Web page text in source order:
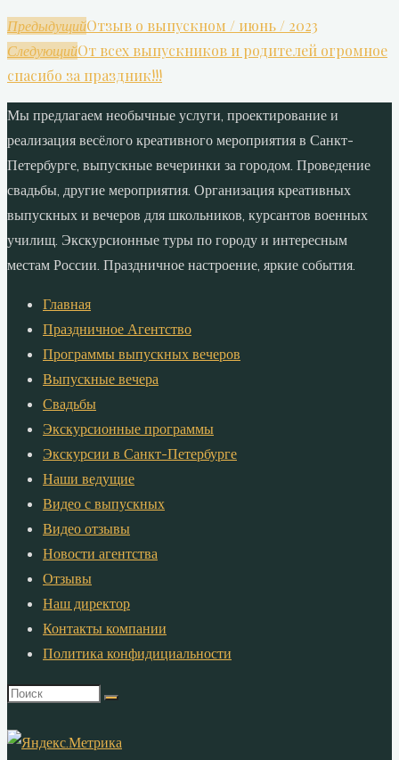
ПредыдущийОтзыв о выпускном / июнь / 2023
СледующийОт всех выпускников и родителей огромное
спасибо за праздник!!!
Мы предлагаем необычные услуги, проектирование и
реализация весёлого креативного мероприятия в Санкт-
Петербурге, выпускные вечеринки за городом. Проведение
свадьбы, другие мероприятия. Организация креативных
выпускных и вечеров для школьников, курсантов военных
училищ. Экскурсионные туры по городу и интересным
местам России. Праздничное настроение, яркие события.
Главная
Праздничное Агентство
Программы выпускных вечеров
Выпускные вечера
Свадьбы
Экскурсионные программы
Экскурсии в Санкт-Петербурге
Наши ведущие
Видео с выпускных
Видео отзывы
Новости агентства
Отзывы
Наш директор
Контакты компании
Политика конфидициальности
Что